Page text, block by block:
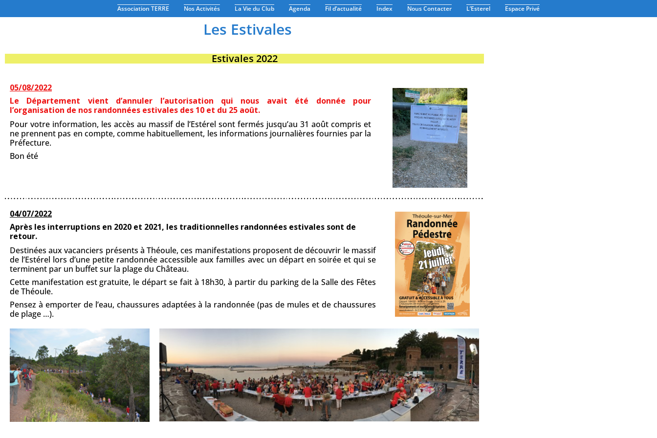
Association TERRE Nos Activités La Vie du Club Agenda Fil d’actualité Index Nous Contacter L’Esterel Espace Privé
Les Estivales
Estivales 2022
05/08/2022
Le Département vient d’annuler l’autorisation qui nous avait été donnée pour
l’organisation de nos randonnées estivales des 10 et du 25 août.
Pour votre information, les accès au massif de l’Estérel sont fermés jusqu’au 31 août compris et
ne prennent pas en compte, comme habituellement, les informations journalières fournies par la
Préfecture.
Bon été
04/07/2022
Après les interruptions en 2020 et 2021, les traditionnelles randonnées estivales sont de
retour.
Destinées aux vacanciers présents à Théoule, ces manifestations proposent de découvrir le massif
de l’Estérel lors d’une petite randonnée accessible aux familles avec un départ en soirée et qui se
terminent par un buffet sur la plage du Château.
Cette manifestation est gratuite, le départ se fait à 18h30, à partir du parking de la Salle des Fêtes
de Théoule.
Pensez à emporter de l’eau, chaussures adaptées à la randonnée (pas de mules et de chaussures
de plage …).